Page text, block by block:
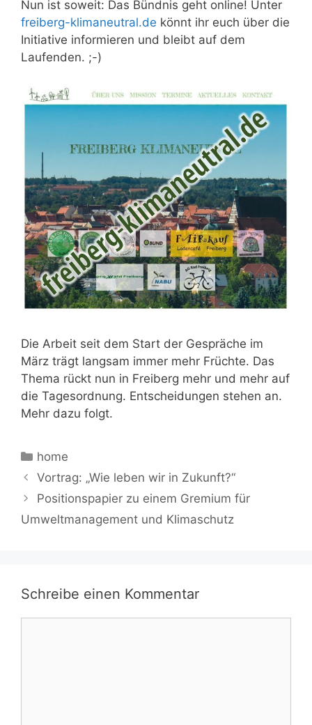
Nun ist soweit: Das Bündnis geht online! Unter
freiberg-klimaneutral.de könnt ihr euch über die
Initiative informieren und bleibt auf dem
Laufenden. ;-)
Die Arbeit seit dem Start der Gespräche im
März trägt langsam immer mehr Früchte. Das
Thema rückt nun in Freiberg mehr und mehr auf
die Tagesordnung. Entscheidungen stehen an.
Mehr dazu folgt.
Kategorien
home
Vortrag: „Wie leben wir in Zukunft?“
Positionspapier zu einem Gremium für
Umweltmanagement und Klimaschutz
Schreibe einen Kommentar